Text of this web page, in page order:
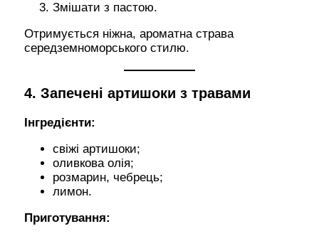
Змішати з пастою.
Отримується ніжна, ароматна страва
середземноморського стилю.
4. Запечені артишоки з травами
Інгредієнти:
свіжі артишоки;
оливкова олія;
розмарин, чебрець;
лимон.
Приготування: